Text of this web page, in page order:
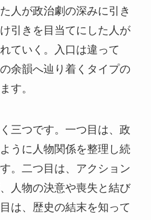
人が政治劇の深みに引き
引きを目当てにした人が
ていく。入口は違って
余韻へ辿り着くタイプの
す。
三つです。一つ目は、政
うに人物関係を整理し続
。二つ目は、アクション
人物の決意や喪失と結び
は、歴史の結末を知って